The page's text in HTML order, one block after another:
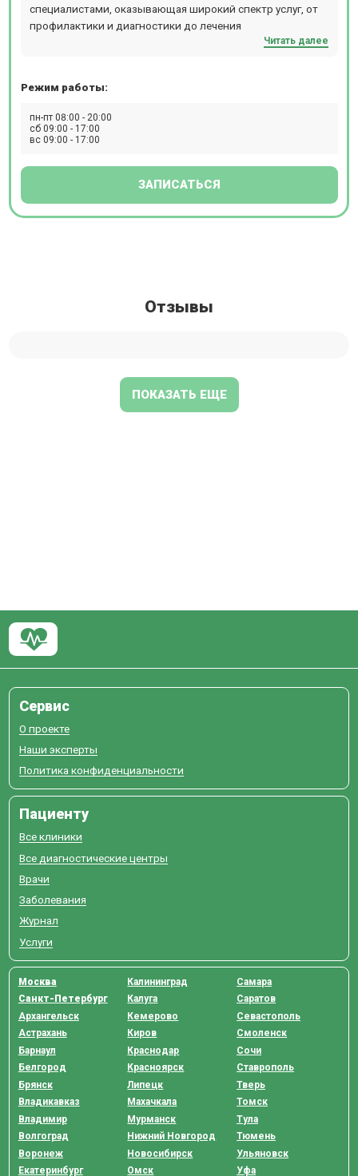
специалистами, оказывающая широкий спектр услуг, от
профилактики и диагностики до лечения
Читать далее
Режим работы:
пн-пт 08:00 - 20:00
сб 09:00 - 17:00
вс 09:00 - 17:00
ЗАПИСАТЬСЯ
Отзывы
ПОКАЗАТЬ ЕЩЕ
Сервис
О проекте
Наши эксперты
Политика конфиденциальности
Пациенту
Все клиники
Все диагностические центры
Врачи
Заболевания
Журнал
Услуги
Москва
Санкт-Петербург
Архангельск
Астрахань
Барнаул
Белгород
Брянск
Владикавказ
Владимир
Волгоград
Воронеж
Екатеринбург
Калининград
Калуга
Кемерово
Киров
Краснодар
Красноярск
Липецк
Махачкала
Мурманск
Нижний Новгород
Новосибирск
Омск
Самара
Саратов
Севастополь
Смоленск
Сочи
Ставрополь
Тверь
Томск
Тула
Тюмень
Ульяновск
Уфа